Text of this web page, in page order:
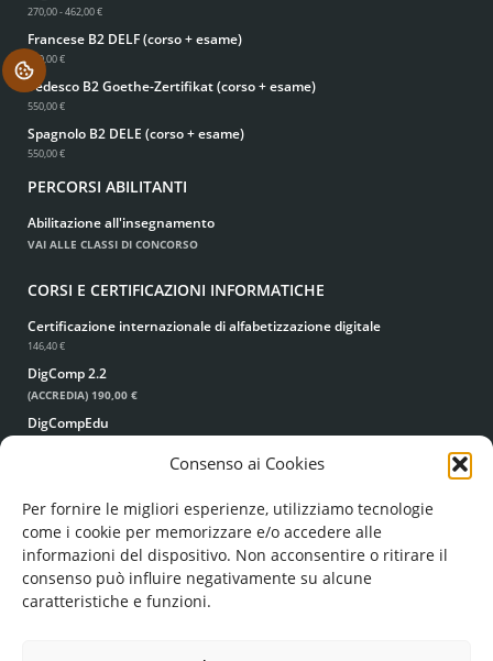
Consenso ai Cookies
Per fornire le migliori esperienze, utilizziamo tecnologie
come i cookie per memorizzare e/o accedere alle
informazioni del dispositivo. Non acconsentire o ritirare il
consenso può influire negativamente su alcune
caratteristiche e funzioni.
270,00 - 462,00 €
Francese B2 DELF (corso + esame)
550,00 €
Tedesco B2 Goethe-Zertifikat (corso + esame)
550,00 €
Spagnolo B2 DELE (corso + esame)
550,00 €
PERCORSI ABILITANTI
Abilitazione all'insegnamento
VAI ALLE CLASSI DI CONCORSO
CORSI E CERTIFICAZIONI INFORMATICHE
Certificazione internazionale di alfabetizzazione digitale
146,40 €
DigComp 2.2
(ACCREDIA) 190,00 €
DigCompEdu
.